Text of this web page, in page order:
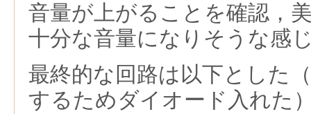
音量が上がることを確認，
十分な音量になりそうな感
最終的な回路は以下とした
するためダイオード入れた